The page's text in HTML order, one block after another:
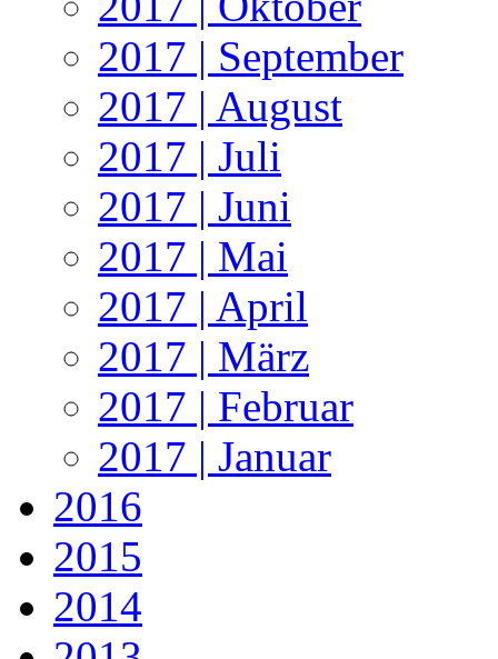
2017 | September
2017 | August
2017 | Juli
2017 | Juni
2017 | Mai
2017 | April
2017 | März
2017 | Februar
2017 | Januar
2016
2015
2014